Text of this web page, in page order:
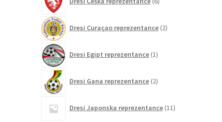
izdelkov
Dresi Curaçao reprezentance 2izdelka
Dresi Egipt reprezentance 1izdelek
Dresi Gana reprezentance 2izdelka
Dresi Japonska reprezentance 11izdelkov